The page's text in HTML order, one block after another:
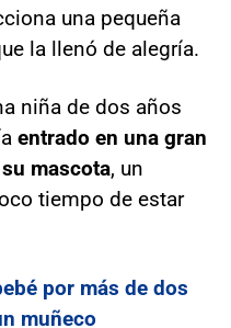
una pequeña
la llenó de alegría.
niña de dos años
entrado en una gran
mascota, un
tiempo de estar
por más de dos
muñeco